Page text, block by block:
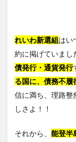
れいわ新選組はい
約に掲げていまし
債発行・通貨発行
る国に、債務不履
信に満ち、理路整
しさよ！！
それから、 能登半